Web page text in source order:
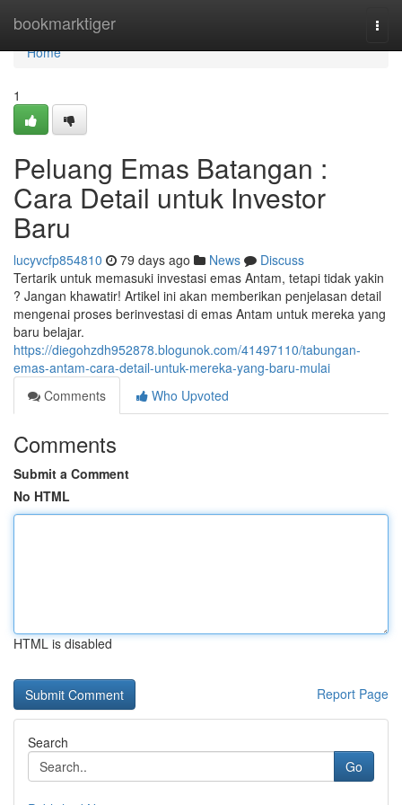
bookmarktiger
Home
Home
1
Peluang Emas Batangan :
Cara Detail untuk Investor
Baru
lucyvcfp854810 79 days ago News
Discuss
Tertarik untuk memasuki investasi emas Antam, tetapi tidak yakin
? Jangan khawatir! Artikel ini akan memberikan penjelasan detail
mengenai proses berinvestasi di emas Antam untuk mereka yang
baru belajar.
https://diegohzdh952878.blogunok.com/41497110/tabungan-
emas-antam-cara-detail-untuk-mereka-yang-baru-mulai
Comments
Who Upvoted
Comments
Submit a Comment
No HTML
HTML is disabled
Report Page
Search
Go